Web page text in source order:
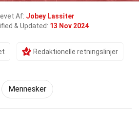
Af: Jobey Lassiter
& Updated: 13 Nov 2024
Redaktionelle retningslinjer
Mennesker